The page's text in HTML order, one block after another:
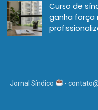
Curso de
ganha força
Jornal Síndico -